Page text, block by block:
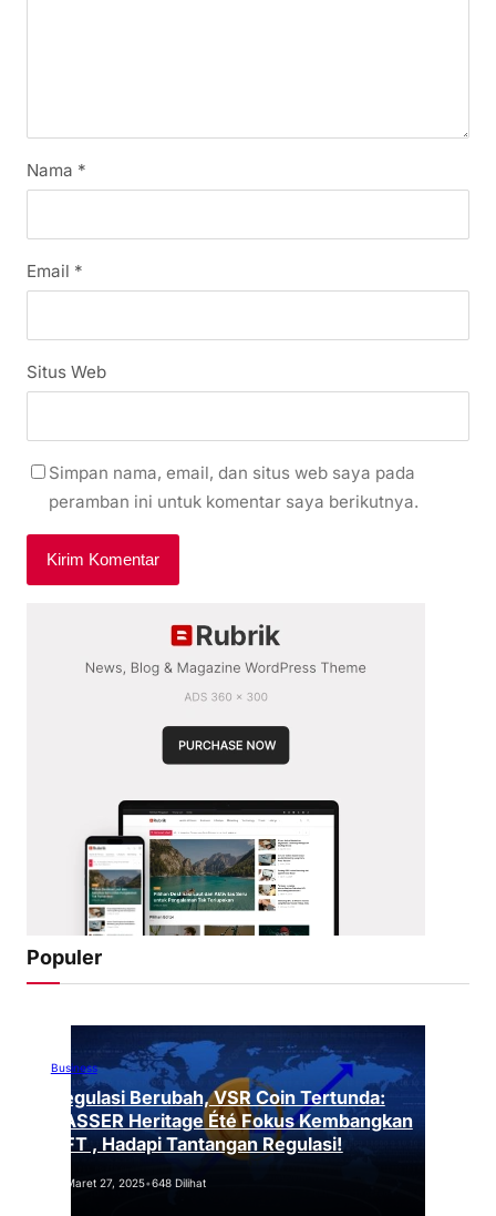
Nama *
Email *
Situs Web
Simpan nama, email, dan situs web saya pada
peramban ini untuk komentar saya berikutnya.
Populer
Business
Regulasi Berubah, VSR Coin Tertunda:
VASSER Heritage Été Fokus Kembangkan
NFT , Hadapi Tantangan Regulasi!
Maret 27, 2025•648 Dilihat